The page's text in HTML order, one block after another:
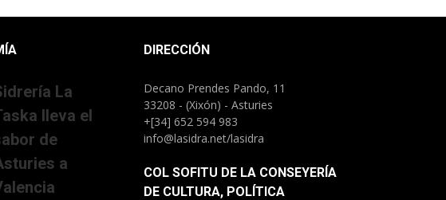
La
lleva el
de
a
DIRECCIÓN
Decano Prendes Pando, 11
33208 - (Xixón) - Asturies
+[34] 652 594 983
info@lasidra.net/lasidra
COL SOFITU DE LA CONSEYERÍA
DE CULTURA, POLÍTICA